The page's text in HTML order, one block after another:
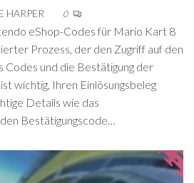
HARPER 0
eShop-Codes für Mario Kart 8
Prozess, der den Zugriff auf den
Codes und die Bestätigung der
wichtig, Ihren Einlösungsbeleg
Details wie das
Bestätigungscode…